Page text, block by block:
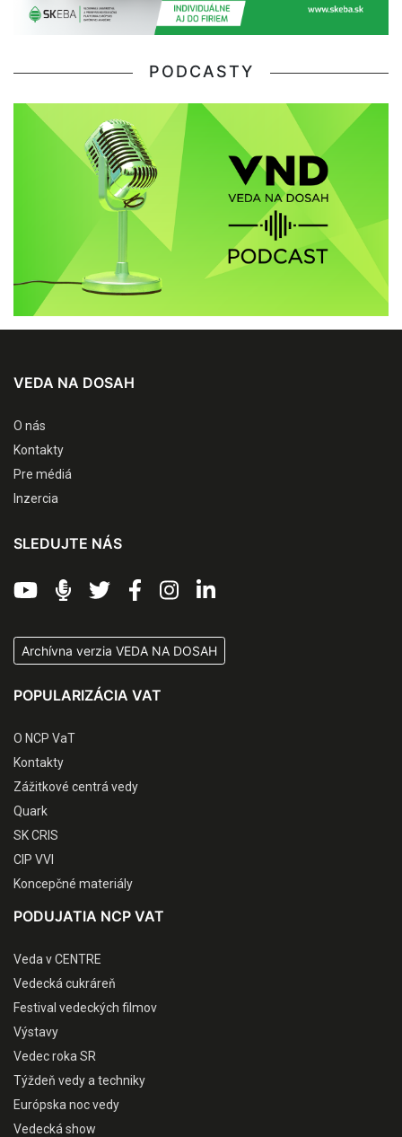
PODCASTY
VEDA NA DOSAH
O nás
Kontakty
Pre médiá
Inzercia
SLEDUJTE NÁS
Archívna verzia VEDA NA DOSAH
POPULARIZÁCIA VAT
O NCP VaT
Kontakty
Zážitkové centrá vedy
Quark
SK CRIS
CIP VVI
Koncepčné materiály
PODUJATIA NCP VAT
Veda v CENTRE
Vedecká cukráreň
Festival vedeckých filmov
Výstavy
Vedec roka SR
Týždeň vedy a techniky
Európska noc vedy
Vedecká show